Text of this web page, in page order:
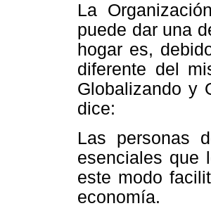
La
puede dar una
hogar es,
diferente del
Globalizando y
dice:
Las personas
esenciales que
este modo
economía.